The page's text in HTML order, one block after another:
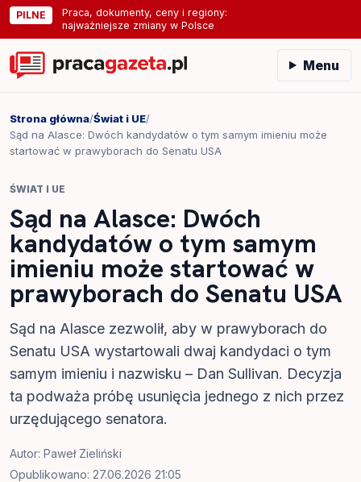
PILNE
Praca, dokumenty, ceny i regiony:
najważniejsze zmiany w Polsce
Menu
Strona główna/Świat i UE/
Sąd na Alasce: Dwóch kandydatów o tym samym imieniu może
startować w prawyborach do Senatu USA
ŚWIAT I UE
Sąd na Alasce: Dwóch
kandydatów o tym samym
imieniu może startować w
prawyborach do Senatu USA
Sąd na Alasce zezwolił, aby w prawyborach do
Senatu USA wystartowali dwaj kandydaci o tym
samym imieniu i nazwisku – Dan Sullivan. Decyzja
ta podważa próbę usunięcia jednego z nich przez
urzędującego senatora.
Autor: Paweł Zieliński
Opublikowano: 27.06.2026 21:05